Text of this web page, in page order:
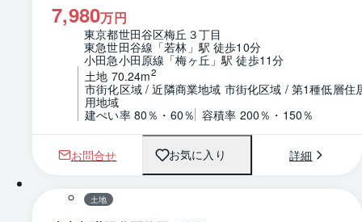
7,980万円
東京都世田谷区梅丘３丁目
東急世田谷線「若林」駅 徒歩10分
小田急小田原線「梅ヶ丘」駅 徒歩11分
土地 70.24m2
市街化区域 / 近隣商業地域 市街化区域 / 第1種低層住
用地域
建ぺい率 80％・60％ 容積率 200％・150％
お問合せ お気に入り 詳細
1 / 0 区画図
土地